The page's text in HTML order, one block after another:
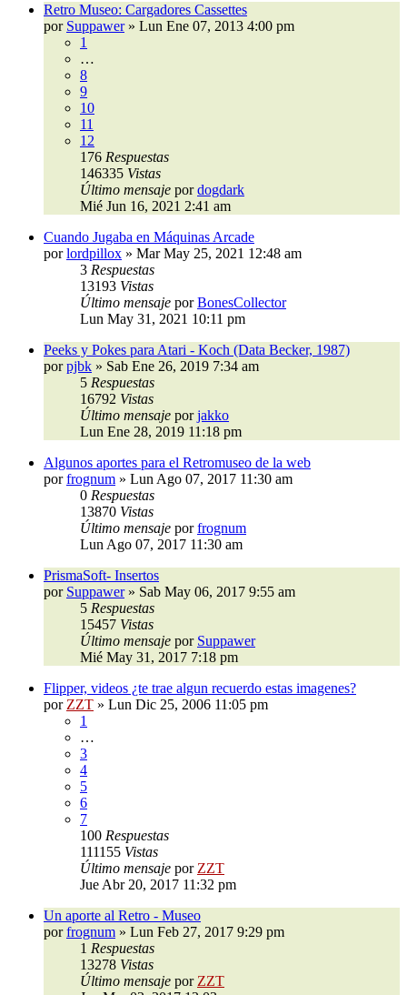
Retro Museo: Cargadores Cassettes
por Suppawer» Lun Ene 07, 2013 4:00 pm
1
…
8
9
10
11
12
176 Respuestas
146335 Vistas
Último mensaje pordogdark
Mié Jun 16, 2021 2:41 am
Cuando Jugaba en Máquinas Arcade
porlordpillox » Mar May 25, 2021 12:48 am
3 Respuestas
13193 Vistas
Último mensaje porBonesCollector
Lun May 31, 2021 10:11 pm
Peeks y Pokes para Atari - Koch (Data Becker, 1987)
porpjbk » Sab Ene 26, 2019 7:34 am
5 Respuestas
16792 Vistas
Último mensaje porjakko
Lun Ene 28, 2019 11:18 pm
Algunos aportes para el Retromuseo de la web
porfrognum » Lun Ago 07, 2017 11:30 am
0 Respuestas
13870 Vistas
Último mensaje porfrognum
Lun Ago 07, 2017 11:30 am
PrismaSoft- Insertos
por Suppawer» Sab May 06, 2017 9:55 am
5 Respuestas
15457 Vistas
Último mensaje por Suppawer
Mié May 31, 2017 7:18 pm
Flipper, videos ¿te trae algun recuerdo estas imagenes?
por ZZT » Lun Dic 25, 2006 11:05 pm
1
…
3
4
5
6
7
100 Respuestas
111155 Vistas
Último mensaje por ZZT
Jue Abr 20, 2017 11:32 pm
Un aporte al Retro - Museo
porfrognum » Lun Feb 27, 2017 9:29 pm
1 Respuestas
13278 Vistas
Último mensaje por ZZT